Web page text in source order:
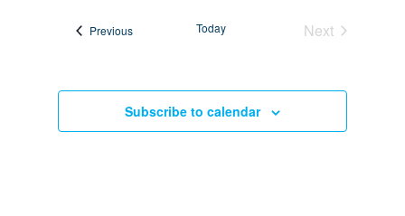
date.PreviousEvents Today
Next
Subscribe to calendar